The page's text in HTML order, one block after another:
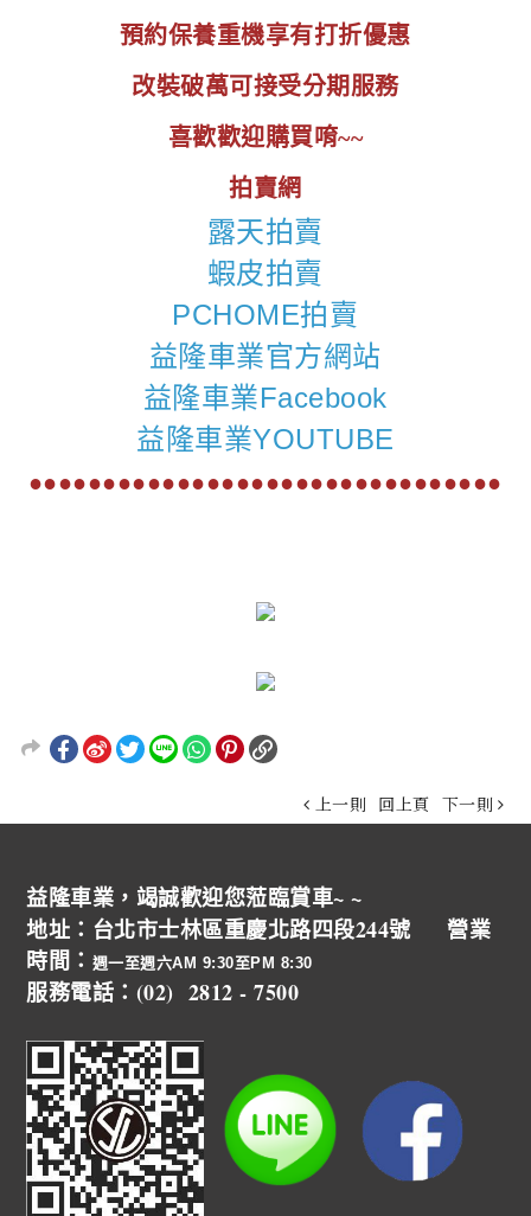
預約保養重機享有打折優惠
改裝破萬可接受分期服務
喜歡歡迎購買唷~~
拍賣網
露天拍賣
蝦皮拍賣
PCHOME拍賣
益隆車業官方網站
益隆車業Facebook
益隆車業YOUTUBE
●●●●●●●●●●●●●●●●●●●●●●●●●●●●●●●●
上一則 回上頁 下一則
益隆車業，竭誠歡迎您蒞臨賞車~ ~
地址：台北市士林區重慶北路四段244號 營業
時間： 週一至週六AM 9:30至PM 8:30
服務電話：(02) 2812 - 7500